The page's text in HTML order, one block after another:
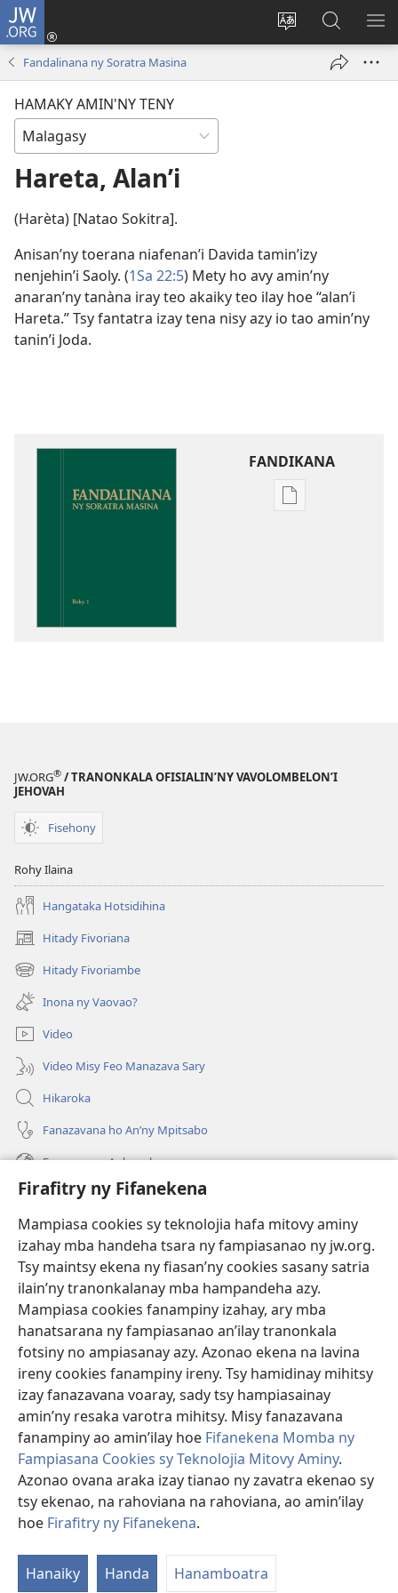
Firafitry ny Fifanekena
Mampiasa cookies sy teknolojia hafa mitovy aminy
izahay mba handeha tsara ny fampiasanao ny jw.org.
Tsy maintsy ekena ny fiasan’ny cookies sasany satria
ilain’ny tranonkalanay mba hampandeha azy.
Mampiasa cookies fanampiny izahay, ary mba
hanatsarana ny fampiasanao an’ilay tranonkala
fotsiny no ampiasanay azy. Azonao ekena na lavina
ireny cookies fanampiny ireny. Tsy hamidinay mihitsy
izay fanazavana voaray, sady tsy hampiasainay
amin’ny resaka varotra mihitsy. Misy fanazavana
fanampiny ao amin’ilay hoe Fifanekena Momba ny
Fampiasana Cookies sy Teknolojia Mitovy Aminy.
Azonao ovana araka izay tianao ny zavatra ekenao sy
tsy ekenao, na rahoviana na rahoviana, ao amin’ilay
hoe Firafitry ny Fifanekena.
Hanaiky Handa Hanamboatra
JW.ORG
Hiova
Hiditra
(manokatra
ato
Amin’ny
Fandalinana ny Soratra Masina
HAMAKY AMIN'NY TENY
Hareta, Alan’i
(Harèta) [Natao Sokitra].
Anisan’ny toerana niafenan’i Davida tamin’izy
nenjehin’i Saoly. (1Sa 22:5) Mety ho avy amin’ny
anaran’ny tanàna iray teo akaiky teo ilay hoe “alan’i
Hareta.” Tsy fantatra izay tena nisy azy io tao amin’ny
tanin’i Joda.
FANDIKANA
Fandikana
JW.ORG® / TRANONKALA OFISIALIN’NY VAVOLOMBELON’I
JEHOVAH
Fisehony
Rohy Ilaina
Hangataka Hotsidihina
Hitady Fivoriana
(manokatra
rohy) Hitady Fivoriambe
(manokatra
rohy) Inona ny Vaovao?
Video
Video Misy Feo Manazava Sary
Hikaroka
Fanazavana ho An’ny Mpitsabo
Fanazavana Ankapobeny
Fanampiana
Fanomezana
(manokatra
rohy)
FITEHIRIZAM-BOKIN’NY Vavolombelon’i Jehovah
(manokatra
rohy)
JW Hub
(manokatra
rohy)
JW Library
Watchtower Library ®
Copyright© 2026 Watch Tower Bible and Tract Society of Pennsylvania.
FIFANEKENA| FIFANEKENA MOMBA NY TSIAMBARATELO
NY FIFANEKENA